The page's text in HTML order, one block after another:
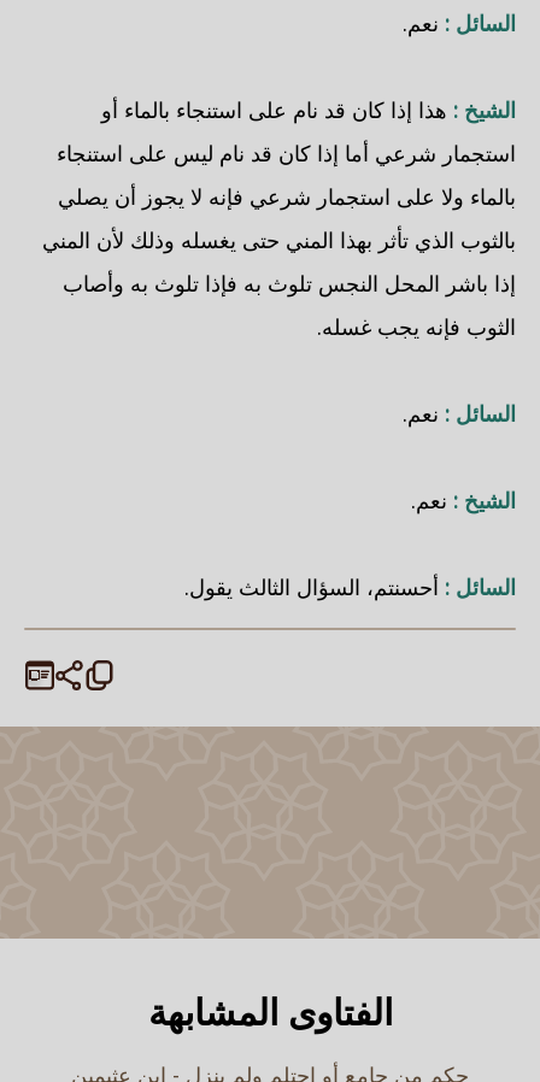
السائل : نعم.
الشيخ : هذا إذا كان قد نام على استنجاء بالماء أو
استجمار شرعي أما إذا كان قد نام ليس على استنجاء
بالماء ولا على استجمار شرعي فإنه لا يجوز أن يصلي
بالثوب الذي تأثر بهذا المني حتى يغسله وذلك لأن المني
إذا باشر المحل النجس تلوث به فإذا تلوث به وأصاب
الثوب فإنه يجب غسله.
السائل : نعم.
الشيخ : نعم.
السائل : أحسنتم، السؤال الثالث يقول.
الفتاوى المشابهة
حكم من جامع أو احتلم ولم ينزل - ابن عثيمين